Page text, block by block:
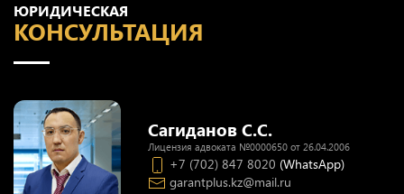
ЮРИДИЧЕСКАЯ
КОНСУЛЬТАЦИЯ
Сагиданов С.С.
Лицензия адвоката №0000650 от 26.04.2006
+7 (702) 847 8020 (WhatsApp)
garantplus.kz@mail.ru